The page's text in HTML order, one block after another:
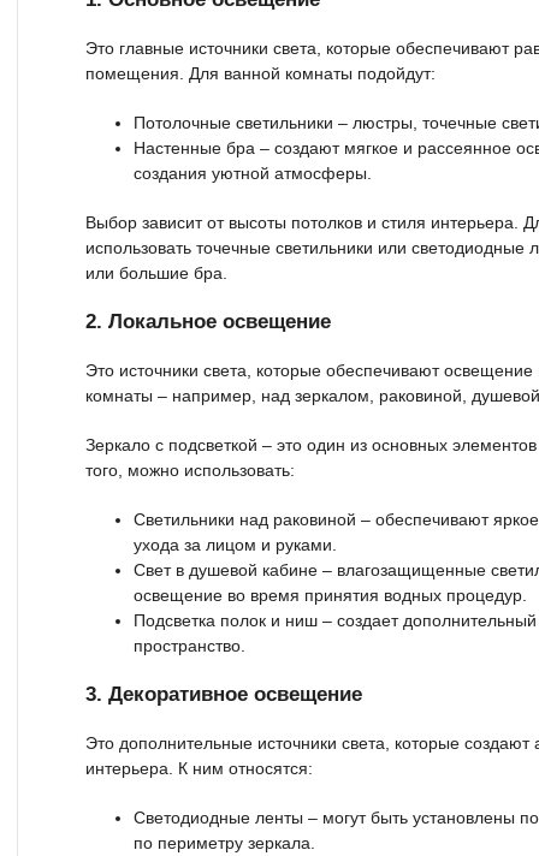
Это главные источники света, которые обеспечивают
помещения. Для ванной комнаты подойдут:
Потолочные светильники – люстры, точечные
Настенные бра – создают мягкое и рассеянное
создания уютной атмосферы.
Выбор зависит от высоты потолков и стиля интерьера.
использовать точечные светильники или
или большие бра.
2. Локальное освещение
Это источники света, которые обеспечивают освещение
комнаты – например, над зеркалом, раковиной,
Зеркало с подсветкой – это один из основных
того, можно использовать:
Светильники над раковиной – обеспечивают
ухода за лицом и руками.
Свет в душевой кабине – влагозащищенные
освещение во время принятия водных процедур.
Подсветка полок и ниш – создает
пространство.
3. Декоративное освещение
Это дополнительные источники света, которые
интерьера. К ним относятся:
Светодиодные ленты – могут быть установлены
по периметру зеркала.